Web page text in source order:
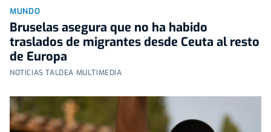
MUNDO
Bruselas asegura que no ha habido
traslados de migrantes desde Ceuta al resto
de Europa
NOTICIAS TALDEA MULTIMEDIA